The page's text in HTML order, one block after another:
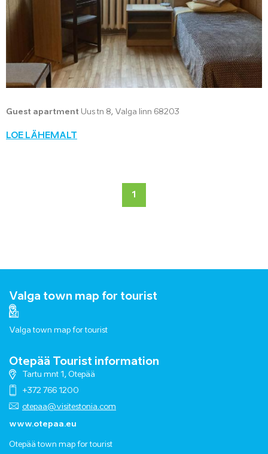
Guest apartment Uus tn 8, Valga linn 68203
LOE LÄHEMALT
1
Valga town map for tourist
Valga town map for tourist
Otepää Tourist information
Tartu mnt 1, Otepää
+372 766 1200
otepaa@visitestonia.com
www.otepaa.eu
Otepää town map for tourist